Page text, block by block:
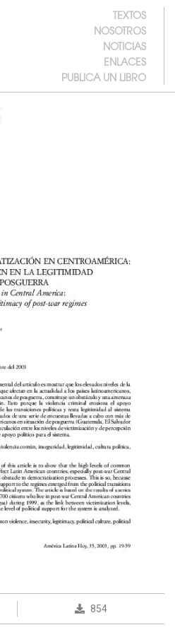
TEXTOS
NOSOTROS
NOTICIAS
ENLACES
PUBLICA UN LIBRO
854